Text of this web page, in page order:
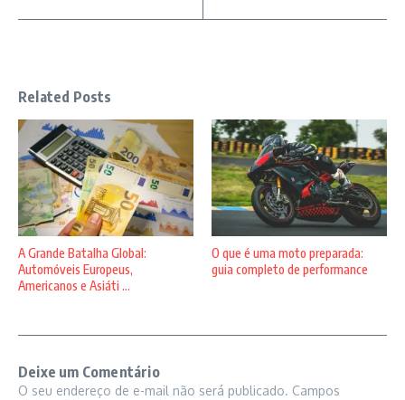
Related Posts
A Grande Batalha Global:
Automóveis Europeus,
Americanos e Asiáti ...
O que é uma moto preparada:
guia completo de performance
Deixe um Comentário
O seu endereço de e-mail não será publicado. Campos